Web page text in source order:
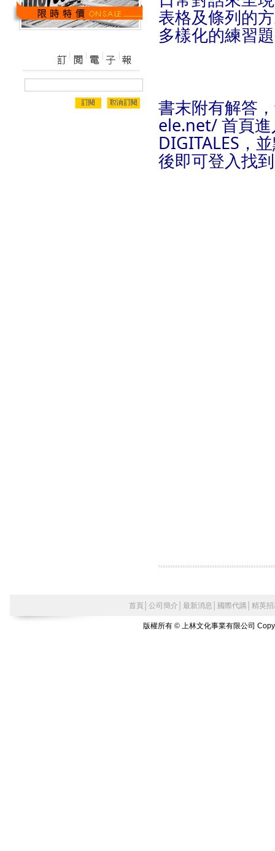
表格及條列的
多樣化的練習
書末附有解答
ele.net/ 首頁進
DIGITALES，
後即可登入找
首頁 公司簡介 最新消息 國際代購 精英招
版權所有 © 上林文化事業有限公司